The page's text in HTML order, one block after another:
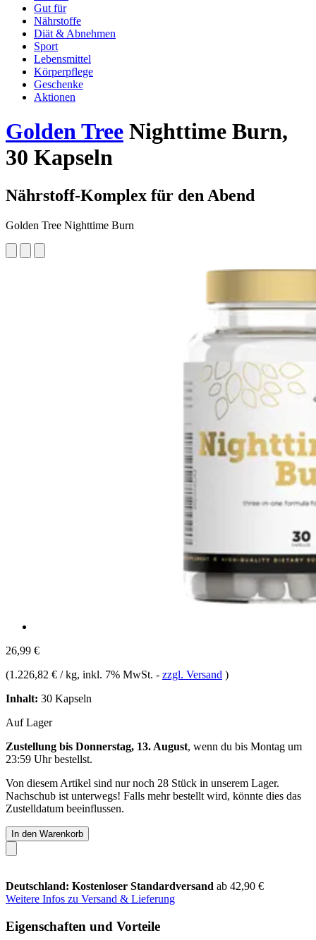
Gut für
Nährstoffe
Diät & Abnehmen
Sport
Lebensmittel
Körperpflege
Geschenke
Aktionen
Golden Tree Nighttime Burn,
30 Kapseln
Nährstoff-Komplex für den Abend
Golden Tree Nighttime Burn
26,99 €
(1.226,82 € / kg, inkl. 7% MwSt. - zzgl. Versand )
Inhalt: 30 Kapseln
Auf Lager
Zustellung bis Donnerstag, 13. August, wenn du bis Montag um
23:59 Uhrbestellst.
Von diesem Artikel sind nur noch 28 Stück in unserem Lager.
Nachschub ist unterwegs! Falls mehr bestellt wird, könnte dies das
Zustelldatum beeinflussen.
In den Warenkorb
Deutschland: Kostenloser Standardversand ab 42,90 €
Weitere Infos zu Versand & Lieferung
Eigenschaften und Vorteile